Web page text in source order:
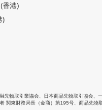
香港)
)
先物取引業協会 日本商品先物取引協会
関東財務局長（金商）第195号、商品先物